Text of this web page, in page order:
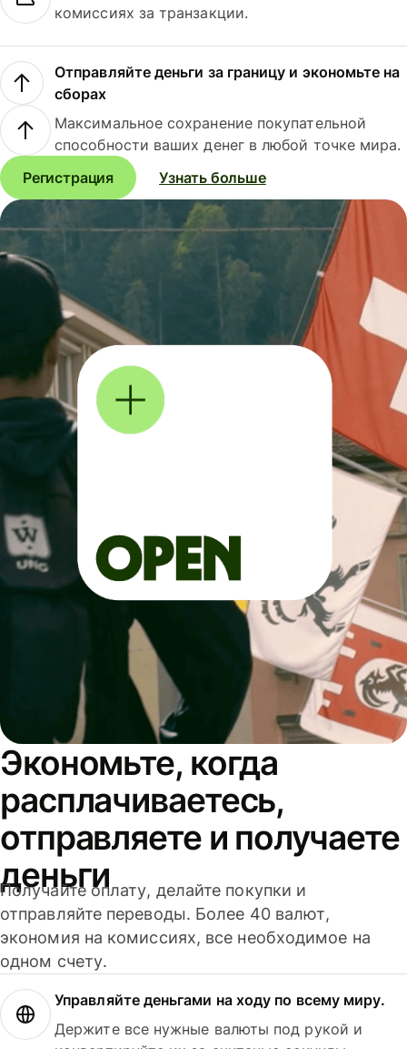
комиссиях за транзакции.
Отправляйте деньги за границу и экономьте на
сборах
Максимальное сохранение покупательной
способности ваших денег в любой точке мира.
Регистрация
Узнать больше
Экономьте, когда
расплачиваетесь,
отправляете и получаете
деньги
Получайте оплату, делайте покупки и
отправляйте переводы. Более 40 валют,
экономия на комиссиях, все необходимое на
одном счету.
Управляйте деньгами на ходу по всему миру.
Держите все нужные валюты под рукой и